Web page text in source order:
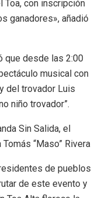
Toa, con inscripción
ganadores», añadió
que desde las 2:00
musical con
del trovador Luis
niño trovador”.
Sin Salida, el
“Maso” Rivera
de pueblos
de este evento y